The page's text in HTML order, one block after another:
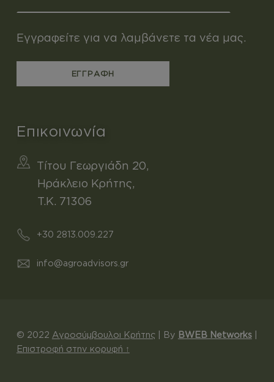
Εγγραφείτε για να λαμβάνετε τα νέα μας.
Επικοινωνία
Τίτου Γεωργιάδη 20,
Ηράκλειο Κρήτης,
T.K. 71306
+30 2813.009.227
info@agroadvisors.gr
© 2022 Αγροσύμβουλοι Κρήτης By BWEB Networks|
Επιστροφή στην κορυφή ↑